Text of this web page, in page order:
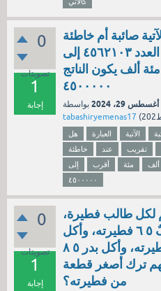
0
تصويتات
1
إجابة
صائبة أم خاطئة
عند تقريب العدد ٤٥٦٢١٠٣ إلى
ألف يكون الناتج
٤٥٠٠٠٠٠
أغسطس 29، 2024
بواسطة
tabashiryemenas17 (
هل العبارة الآتية
خاطئة
عند تقريب
إلى
أقرب مئة ألف
٤٥٠٠٠٠٠
0
تصويتات
1
إجابة
لكل طالب فطيرة،
فأكل نايفٌ ٥ ٦ فطيرته، وأكل
مشعل ٧ ٨ فطيرته، وأكل بدر ٥ ٨
ترك أصغر قطعة
من فطيرته؟